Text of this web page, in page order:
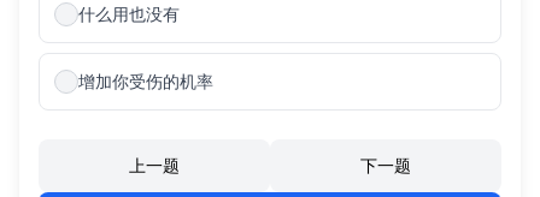
什么用也没有
增加你受伤的机率
上一题 下一题